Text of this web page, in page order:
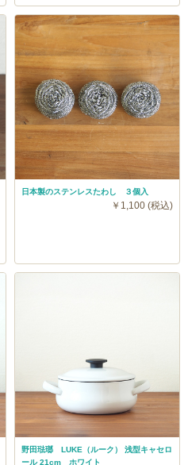
日本製のステンレスたわし ３個入
￥1,100 (税込)
野田琺瑯 LUKE（ルーク） 浅型キャセロ
ール 21cm ホワイト